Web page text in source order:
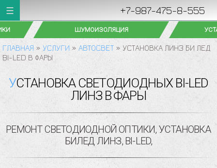
+7-987-475-8-555
ШУМОИЗОЛЯЦИЯ УСТАНОВКА
ГЛАВНАЯ » УСЛУГИ » АВТОСВЕТ » УСТАНОВКА ЛИНЗ БИ ЛЕД
BI-LED В ФАРЫ
УСТАНОВКА СВЕТОДИОДНЫХ BI-LED
ЛИНЗ В ФАРЫ
РЕМОНТ СВЕТОДИОДНОЙ ОПТИКИ, УСТАНОВКА
БИЛЕД ЛИНЗ, BI-LED,